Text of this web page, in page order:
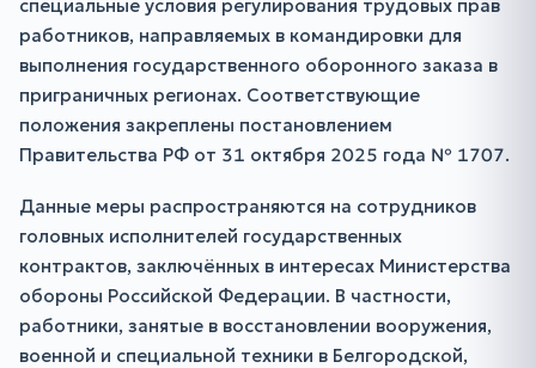
специальные условия регулирования трудовых прав
работников, направляемых в командировки для
выполнения государственного оборонного заказа в
приграничных регионах. Соответствующие
положения закреплены постановлением
Правительства РФ от 31 октября 2025 года № 1707.
Данные меры распространяются на сотрудников
головных исполнителей государственных
контрактов, заключённых в интересах Министерства
обороны Российской Федерации. В частности,
работники, занятые в восстановлении вооружения,
военной и специальной техники в Белгородской,